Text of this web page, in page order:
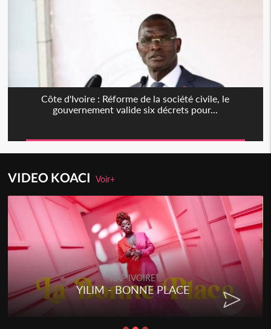
Côte d'Ivoire : Réforme de la société civile, le
gouvernement valide six décrets pour...
VIDEO KOACIVoir+
RAP IVOIRE
RENARD BARAKISSA - DOS DE
CHAT